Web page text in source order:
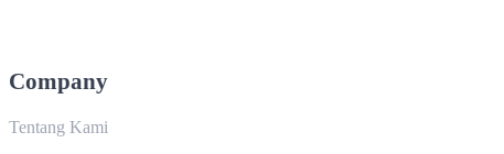
Company
Tentang Kami